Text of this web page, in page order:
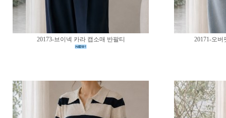
20173-브이넥 카라 캡소매 반팔티 20171-오